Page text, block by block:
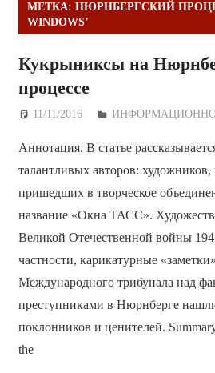
МЕТКА: НЮРНБЕРГСКИЙ
WINDOWS’
Кукрыниксы на
процессе
11/11/2016 Дежурный по
Аннотация. В статье
талантливых авторов: художников,
пришедших в творческое
название «Окна ТАСС».
Великой Отечественной войны
частности, карикатурные
Международного трибунала над
преступниками в Нюрнберге
поклонников и ценителей.
the